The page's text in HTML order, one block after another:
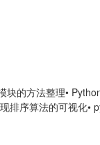
块的方法整理•
排序算法的可视化•